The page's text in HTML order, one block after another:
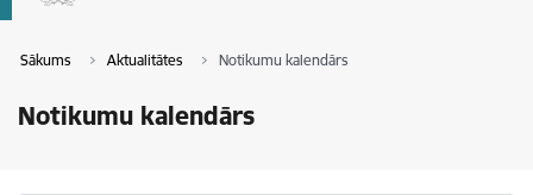
Sākums Aktualitātes Notikumu kalendārs
Notikumu kalendārs